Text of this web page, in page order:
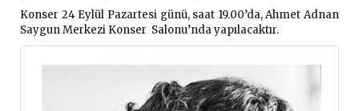
Konser 24 Eylül Pazartesi günü, saat 19.00’da, Ahmet Adnan
Saygun Merkezi Konser Salonu’nda yapılacaktır.